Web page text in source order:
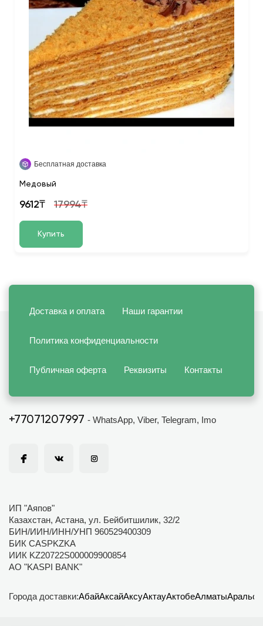
Бесплатная доставка
Медовый
9612₸ 17994₸
Купить
Доставка и оплата Наши гарантии
Политика конфиденциальности
Публичная оферта Реквизиты Контакты
+77071207997 - WhatsApp, Viber, Telegram, Imo
ИП "Аяпов"
Казахстан, Астана, ул. Бейбитшилик, 32/2
БИН/ИИН/ИНН/УНП 960529400309
БИК CASPKZKA
ИИК KZ20722S000009900854
АО "KASPI BANK"
Города доставки:АбайАксайАксуАктауАктобеАлматыАральск